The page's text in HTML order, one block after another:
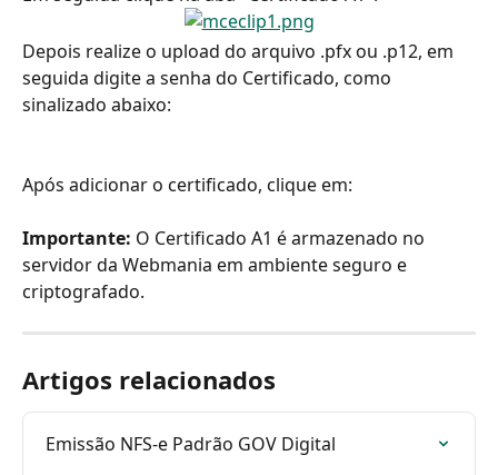
Depois realize o upload do arquivo .pfx ou .p12, em
seguida digite a senha do Certificado, como
sinalizado abaixo:
Após adicionar o certificado, clique em:
Importante: O Certificado A1 é armazenado no
servidor da Webmania em ambiente seguro e
criptografado.
Artigos relacionados
Emissão NFS-e Padrão GOV Digital